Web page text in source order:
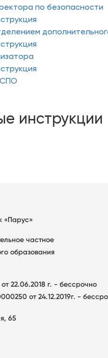
по безопасности
СПО
инструкции
«Парус»
частное
образования
22.06.2018 г. - бессрочно
от 24.12.2019г. -
65